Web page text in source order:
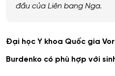
đầu của Liên bang Nga.
Đại học Y khoa Quốc gia
Burdenko có phù hợp với